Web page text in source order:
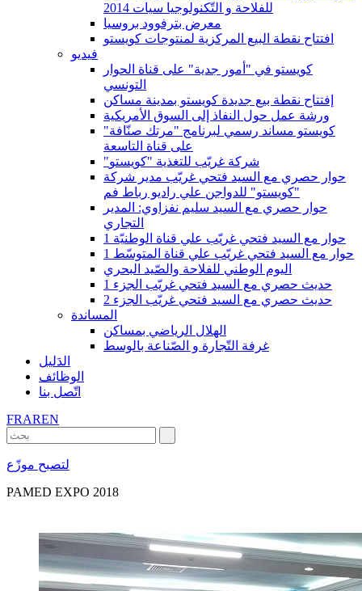
للفلاحة و التّكنولوجيا سيات 2014
معرض بترفوود بروسيا
افتتاح نقطة البيع المركزية لمنتوجات كويستو
فيديو
كويستو في "أمور جدية" على قناة الحوار
التونسي
إفتتاح نقطة بيع جديدة كويستو بمدينة مساكن
ورشة عمل حول النفاذ إلى السوق الأمريكية
كويستو مساند رسمي لبرنامج "مرتك صنّافة"
على قناة التاسعة
"شركة غريّب للتغذية "كويستو
حوار حصري مع السيد فتحي غريّب مدير شركة
"كويستو" للدواجن علي راديو رباط فم
حوار حصري مع السيد سليم نفزاوي: المدير
التجاري
حوار مع السيد فتحي غريّب علي قناة الوطنيّة 1
حوار مع السيد فتحي غريّب علي قناة المتوسّط 1
اليوم الوطني للفلاحة والصّيد البحري
حديث حصري مع السيد فتحي غريّب الجزء 1
حديث حصري مع السيد فتحي غريّب الجزء 2
المساندة
الهلال الرياضي بمساكن
غرفة التّجارة و الصّناعة بالوسط
الدَليل
الوظائف
اتّصل بنا
FRAREN
لتصبح موزّع
PAMED EXPO 2018